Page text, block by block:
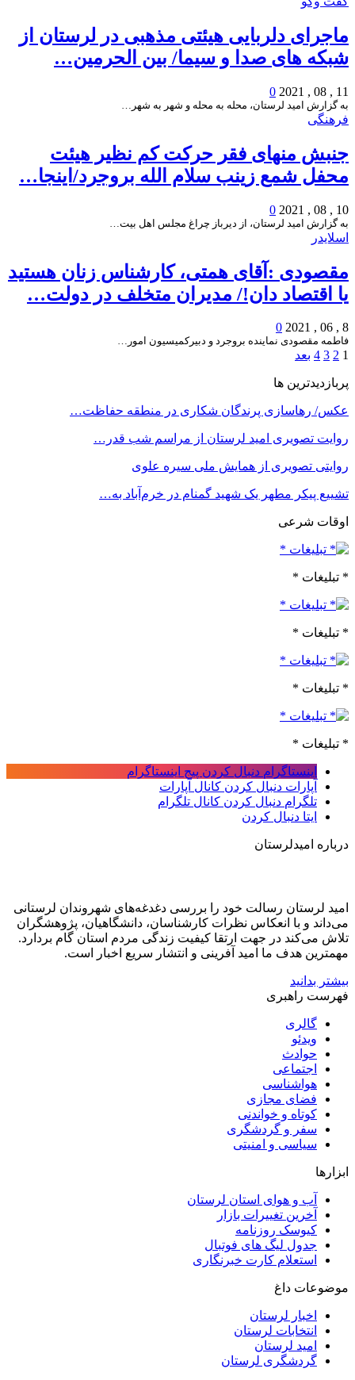
ماجرای دلربایی هیئتی مذهبی در لرستان از
شبکه های صدا و سیما/ بین الحرمین…
11 , 08 , 2021
0
به گزارش امید لرستان، محله به محله و شهر به شهر…
فرهنگی
جنبش منهای فقر حرکت کم نظیر هیئت
محفل شمع زینب سلام الله بروجرد/اینجا…
10 , 08 , 2021
0
به گزارش امید لرستان، از دیرباز چراغ مجلس اهل بیت…
اسلایدر
مقصودی :آقای همتی، کارشناس زنان هستید
یا اقتصاد دان!/ مدیران متخلف در دولت…
8 , 06 , 2021
0
فاطمه مقصودی نماینده بروجرد و دبیرکمیسیون امور…
1
2
3
4 بعد
پربازدیدترین ها
عکس/ رهاسازی پرندگان شکاری در منطقه حفاظت…
روایت تصویری امید لرستان از مراسم شب قدر…
روایتی تصویری از همایش ملی سیره علوی
تشییع پیکر مطهر یک شهید گمنام در خرم‌آباد به…
اوقات شرعی
* تبلیغات *
* تبلیغات *
* تبلیغات *
* تبلیغات *
اینستاگرام دنبال کردن پیج اینستاگرام
آپارات دنبال کردن کانال آپارات
تلگرام دنبال کردن کانال تلگرام
ایتا دنبال کردن
درباره امیدلرستان
امید لرستان رسالت خود را بررسی دغدغه‌های شهروندان لرستانی
می‌داند و با انعکاس نظرات کارشناسان، دانشگاهیان، پژوهشگران
تلاش می‌کند در جهت ارتقا کیفیت زندگی مردم استان گام بردارد.
مهمترین هدف ما امید آفرینی و انتشار سریع اخبار است.
بیشتر بدانید
فهرست راهبری
گالری
ویدئو
حوادث
اجتماعی
هواشناسی
فضای مجازی
کوتاه و خواندنی
سفر و گردشگری
سیاسی و امنیتی
ابزارها
آب و هوای استان لرستان
آخرین تغییرات بازار
کیوسک روزنامه
جدول لیگ های فوتبال
استعلام کارت خبرنگاری
موضوعات داغ
اخبار لرستان
انتخابات لرستان
امید لرستان
گردشگری لرستان